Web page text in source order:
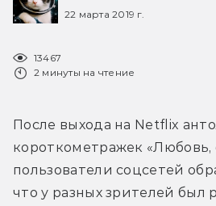
22 марта 2019 г.
13467
2 минуты на чтение
После выхода на Netflix
короткометражек
пользователи соцсетей
что у разных зрителей был